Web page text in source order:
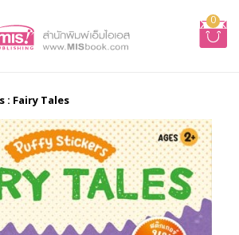
0
: Fairy Tales